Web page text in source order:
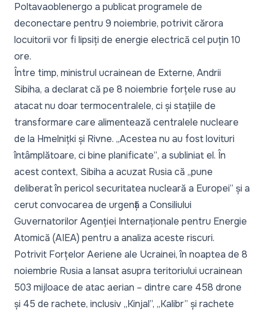
Poltavaoblenergo a publicat programele de
deconectare pentru 9 noiembrie, potrivit cărora
locuitorii vor fi lipsiți de energie electrică cel puțin 10
ore.
Între timp, ministrul ucrainean de Externe, Andrii
Sibiha, a declarat că pe 8 noiembrie forțele ruse au
atacat nu doar termocentralele, ci și stațiile de
transformare care alimentează centralele nucleare
de la Hmelnițki și Rivne. „Acestea nu au fost lovituri
întâmplătoare, ci bine planificate”, a subliniat el. În
acest context, Sibiha a acuzat Rusia că „pune
deliberat în pericol securitatea nucleară a Europei” și a
cerut convocarea de urgență a Consiliului
Guvernatorilor Agenției Internaționale pentru Energie
Atomică (AIEA) pentru a analiza aceste riscuri.
Potrivit Forțelor Aeriene ale Ucrainei, în noaptea de 8
noiembrie Rusia a lansat asupra teritoriului ucrainean
503 mijloace de atac aerian – dintre care 458 drone
și 45 de rachete, inclusiv „Kinjal”, „Kalibr” și rachete